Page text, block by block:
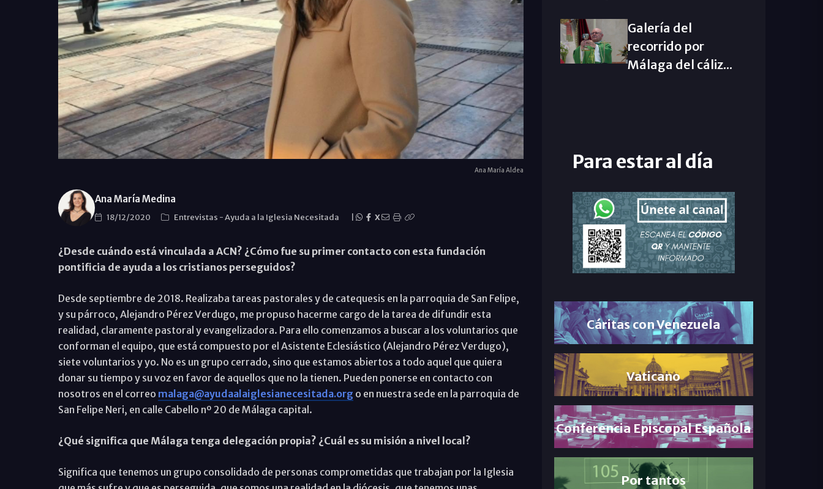
Ana María Aldea
Ana María Medina
18/12/2020 Entrevistas -Ayuda a la Iglesia Necesitada X
¿Desde cuándo está vinculada a ACN? ¿Cómo fue su primer contacto con esta fundación
pontificia de ayuda a los cristianos perseguidos?
Desde septiembre de 2018. Realizaba tareas pastorales y de catequesis en la parroquia de San Felipe,
y su párroco, Alejandro Pérez Verdugo, me propuso hacerme cargo de la tarea de difundir esta
realidad, claramente pastoral y evangelizadora. Para ello comenzamos a buscar a los voluntarios que
conforman el equipo, que está compuesto por el Asistente Eclesiástico (Alejandro Pérez Verdugo),
siete voluntarios y yo. No es un grupo cerrado, sino que estamos abiertos a todo aquel que quiera
donar su tiempo y su voz en favor de aquellos que no la tienen. Pueden ponerse en contacto con
nosotros en el correo malaga@ayudaalaiglesianecesitada.org o en nuestra sede en la parroquia de
San Felipe Neri, en calle Cabello nº 20 de Málaga capital.
¿Qué significa que Málaga tenga delegación propia? ¿Cuál es su misión a nivel local?
Significa que tenemos un grupo consolidado de personas comprometidas que trabajan por la Iglesia
Galería del
recorrido por
Málaga del cáliz...
Para estar al día
Cáritas con Venezuela
Vaticano
Conferencia Episcopal Española
Por tantos